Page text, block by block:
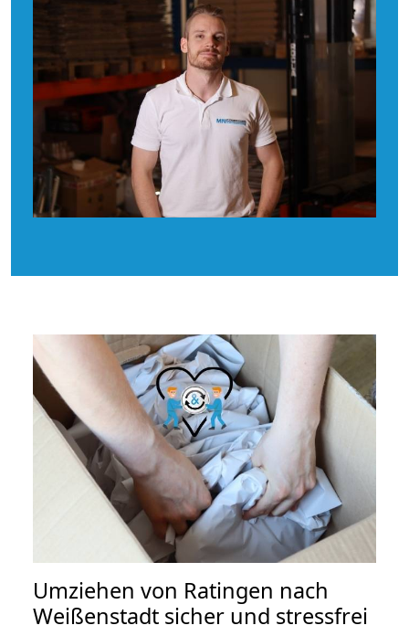
Umziehen von Ratingen nach
Weißenstadt sicher und stressfrei